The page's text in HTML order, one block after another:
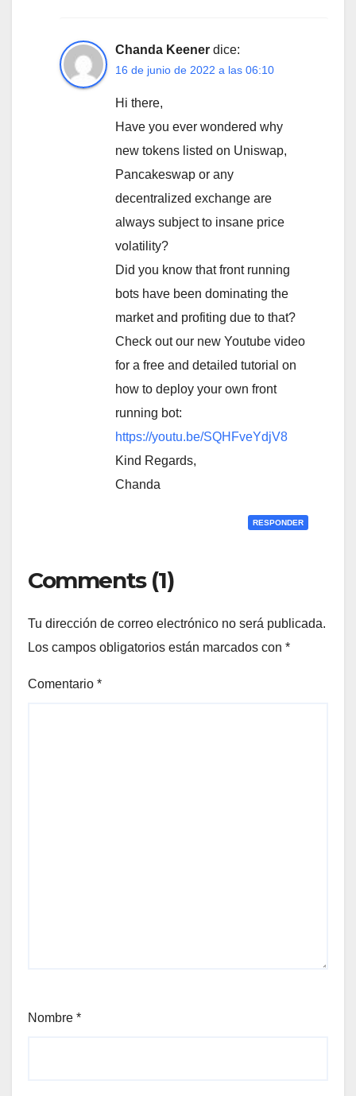
Chanda Keener dice:
16 de junio de 2022 a las 06:10
Hi there,
Have you ever wondered why
new tokens listed on Uniswap,
Pancakeswap or any
decentralized exchange are
always subject to insane price
volatility?
Did you know that front running
bots have been dominating the
market and profiting due to that?
Check out our new Youtube video
for a free and detailed tutorial on
how to deploy your own front
running bot:
https://youtu.be/SQHFveYdjV8
Kind Regards,
Chanda
RESPONDER
Comments (1)
Tu dirección de correo electrónico no será publicada.
Los campos obligatorios están marcados con *
Comentario *
Nombre *